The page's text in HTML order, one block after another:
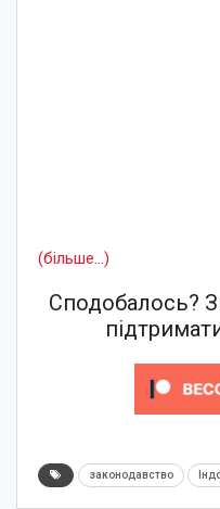
(більше…)
Сподобалось?
законодавство